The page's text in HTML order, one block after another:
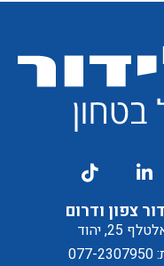
צפון ודרום
25, יהוד